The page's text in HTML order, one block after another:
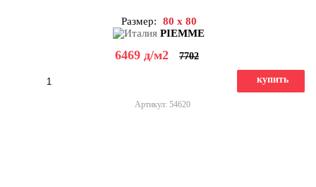
Размер:
80 x 80
PIEMME
6469 д/м2 7702
купить
Артикул: 54620